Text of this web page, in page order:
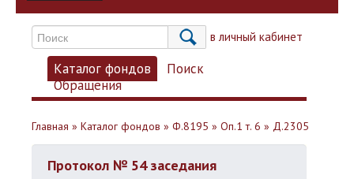
Вход в личный кабинет
Каталог фондов
Поиск
Обращения
Главная » Каталог фондов » Ф.8195 » Оп.1 т. 6 » Д.2305
Протокол № 54 заседания